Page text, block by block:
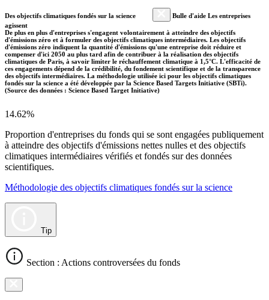
Des objectifs climatiques fondés sur la science
Bulle d'aide Les entreprises
agissent
De plus en plus d'entreprises s'engagent volontairement à atteindre des objectifs
d'émissions zéro et à formuler des objectifs climatiques intermédiaires. Les objectifs
d'émissions zéro indiquent la quantité d'émissions qu'une entreprise doit réduire et
compenser d'ici 2050 au plus tard afin de contribuer à la réalisation des objectifs
climatiques de Paris, à savoir limiter le réchauffement climatique à 1,5°C. L'efficacité de
ces engagements dépend de la crédibilité, du fondement scientifique et de la transparence
des objectifs intermédiaires. La méthodologie utilisée ici pour les objectifs climatiques
fondés sur la science a été développée par la Science Based Targets Initiative (SBTi).
(Source des données : Science Based Target Initiative)
14.62%
Proportion d'entreprises du fonds qui se sont engagées publiquement
à atteindre des objectifs d'émissions nettes nulles et des objectifs
climatiques intermédiaires vérifiés et fondés sur des données
scientifiques.
Méthodologie des objectifs climatiques fondés sur la science
Tip
Section : Actions controversées du fonds